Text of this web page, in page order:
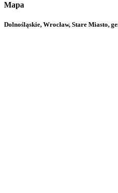
Mapa
Dolnośląskie, Wrocław, Stare Miasto,